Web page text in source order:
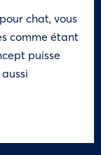
chat, vous
comme étant
puisse